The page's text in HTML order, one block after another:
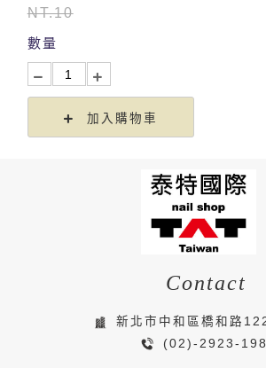
NT.10
數量
加入購物車
Contact
新北市中和區橋和路
(02)-2923-